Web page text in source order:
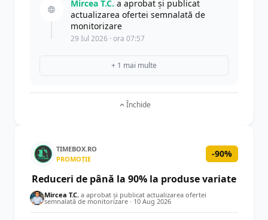
Mircea T.C. a aprobat și publicat
actualizarea ofertei semnalată de
monitorizare
29 Iul 2026 · ora 07:57
+ 1 mai multe
Închide
TIMEBOX.RO
PROMOȚIE
-90%
Reduceri de până la 90% la produse variate
Mircea T.C. a aprobat și publicat actualizarea ofertei
semnalată de monitorizare · 10 Aug 2026